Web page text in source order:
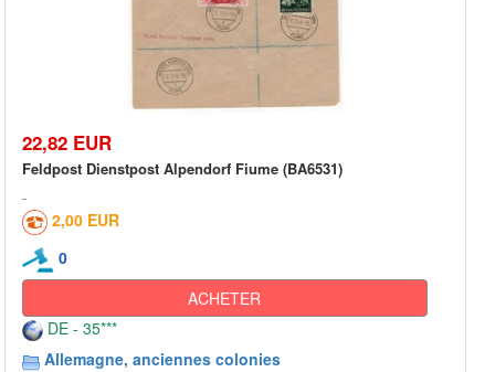
22,82 EUR
Feldpost Dienstpost Alpendorf Fiume (BA6531)
2,00 EUR
0
ACHETER
DE - 35***
Allemagne, anciennes colonies